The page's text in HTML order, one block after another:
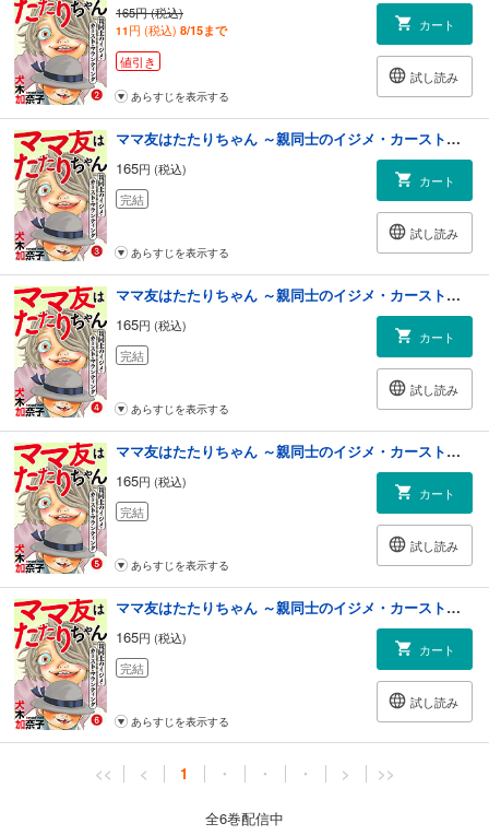
165円 (税込)
11 円 (税込) 8/15まで
値引き
カート
試し読み
あらすじを表示する
ママ友はたたりちゃん ～親同士のイジメ・カースト・マウンティング～（３）
165円 (税込)
完結
カート
試し読み
あらすじを表示する
ママ友はたたりちゃん ～親同士のイジメ・カースト・マウンティング～（４）
165円 (税込)
完結
カート
試し読み
あらすじを表示する
ママ友はたたりちゃん ～親同士のイジメ・カースト・マウンティング～（５）
165円 (税込)
完結
カート
試し読み
あらすじを表示する
ママ友はたたりちゃん ～親同士のイジメ・カースト・マウンティング～（６）
165円 (税込)
完結
カート
試し読み
あらすじを表示する
<< < 1 ・ ・ ・ > >>
全6巻配信中